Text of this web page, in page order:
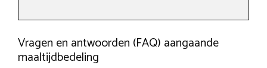
Vragen en antwoorden (FAQ) aangaande
maaltijdbedeling